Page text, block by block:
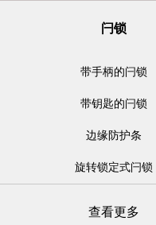
闩锁
带手柄的闩锁
带钥匙的闩锁
边缘防护条
旋转锁定式闩锁
查看更多